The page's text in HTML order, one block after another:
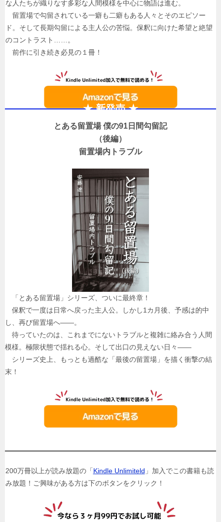
な人たちが織りなす多彩な人間模様を中心に物語は進む。
留置場で勾留されている一癖も二癖もある人々とそのエピソー
ド。そして長期勾留による主人公の苦悩。保釈に向けた希望と絶望
のコントラスト……。
前作に引き続き必見の１冊！
★ 新発売 ★
とある留置場 僕の91日間勾留記
（後編）
留置場内トラブル
「とある留置場」シリーズ、ついに最終章！
保釈で一度は日常へ戻った主人公。しかし1カ月後、予感は的中
し、再び留置場へ――。
待っていたのは、これまでにないトラブルと複雑に絡み合う人間
模様。極限状態で揺れる心。そして出口の見えない日々――
シリーズ史上、もっとも過酷な「最後の留置場」を描く衝撃の結
末！
200万冊以上が読み放題の「 Kindle Unlimiteld 」加入でこの書籍も読
み放題！ご興味がある方は下のボタンをクリック！